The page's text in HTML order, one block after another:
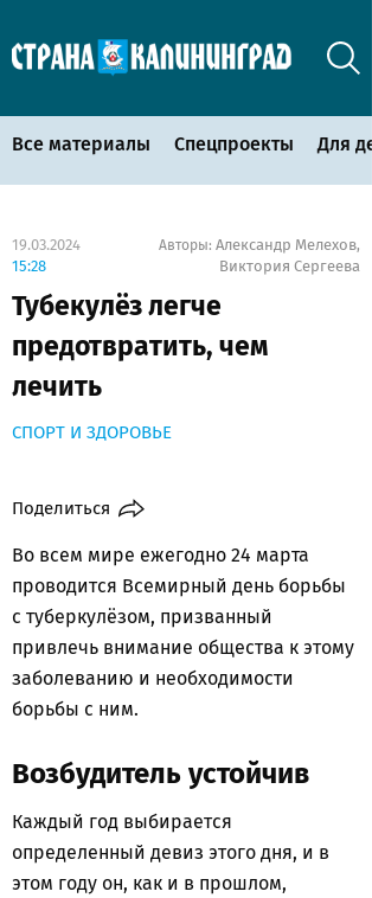
Все материалы Спецпроекты Для
19.03.2024
15:28
Авторы: Александр Мелехов,
Виктория Сергеева
Тубекулёз легче
предотвратить, чем
лечить
СПОРТ И ЗДОРОВЬЕ
Поделиться
Во всем мире ежегодно 24 марта
проводится Всемирный день борьбы
с туберкулёзом, призванный
привлечь внимание общества к этому
заболеванию и необходимости
борьбы с ним.
Возбудитель устойчив
Каждый год выбирается
определенный девиз этого дня, и в
этом году он, как и в прошлом,